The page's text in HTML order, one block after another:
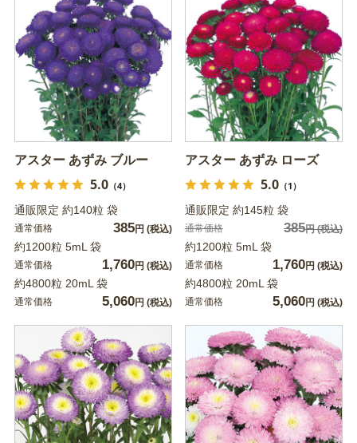
アスター あずみ ブルー
5.0（4）
通販限定 約140粒 袋
通常価格 385円 (税込)
約1200粒 5mL 袋
通常価格 1,760円 (税込)
約4800粒 20mL 袋
通常価格 5,060円 (税込)
アスター あずみ ローズ
5.0（1）
通販限定 約145粒 袋
通常価格 385円(税込)
約1200粒 5mL 袋
通常価格 1,760円 (税込)
約4800粒 20mL 袋
通常価格 5,060円 (税込)